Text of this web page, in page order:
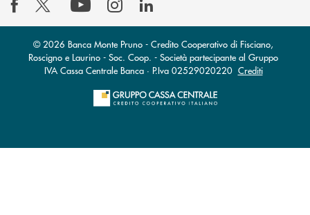
© 2026 Banca Monte Pruno - Credito Cooperativo di Fisciano,
Roscigno e Laurino - Soc. Coop. - Società partecipante al Gruppo
IVA Cassa Centrale Banca · P.Iva 02529020220 Crediti